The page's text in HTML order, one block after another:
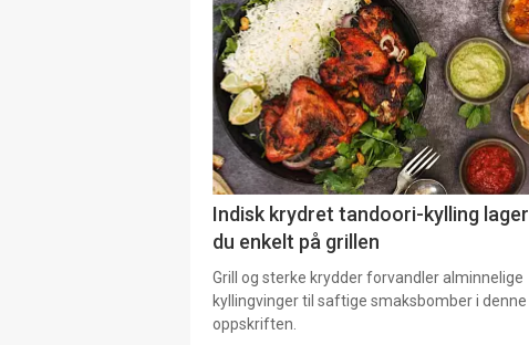
Indisk krydret tandoori-kylling lager
du enkelt på grillen
Grill og sterke krydder forvandler alminnelige
kyllingvinger til saftige smaksbomber i denne
oppskriften.